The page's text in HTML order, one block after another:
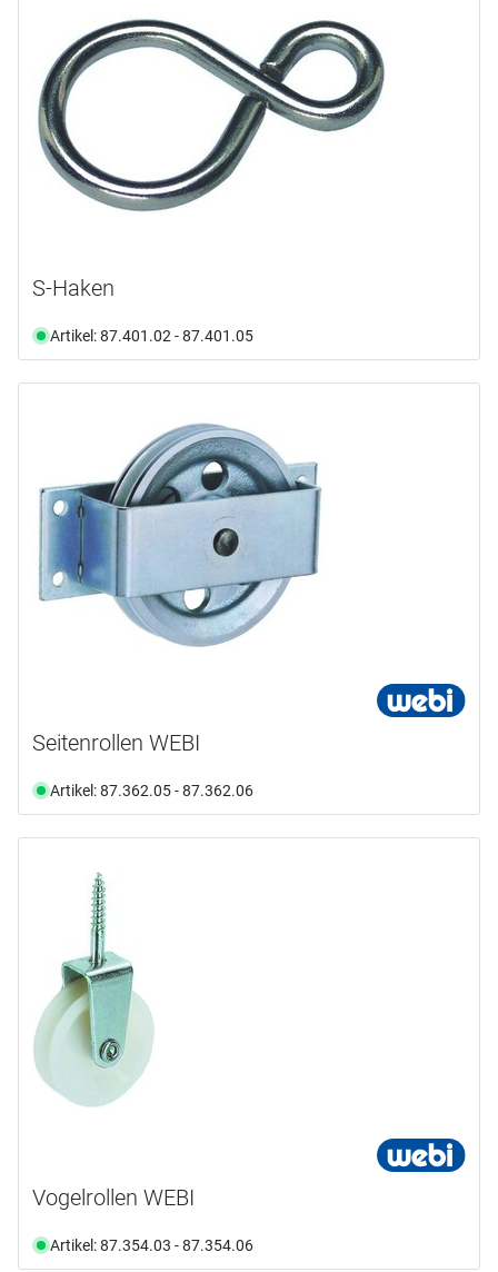
S-Haken
Artikel: 87.401.02 - 87.401.05
Seitenrollen WEBI
Artikel: 87.362.05 - 87.362.06
Vogelrollen WEBI
Artikel: 87.354.03 - 87.354.06